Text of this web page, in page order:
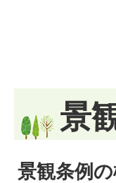
景
景観条例